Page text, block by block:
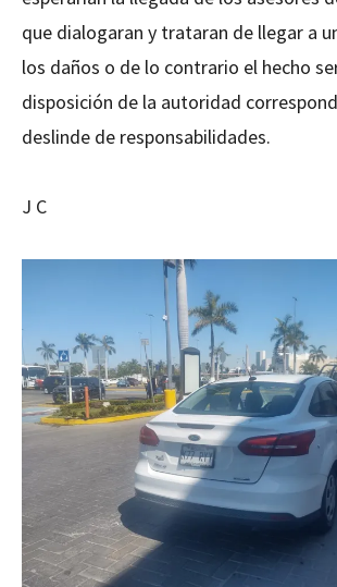
que dialogaran y trataran de llegar a
los daños o de lo contrario el hecho
disposición de la autoridad
deslinde de responsabilidades.
J C